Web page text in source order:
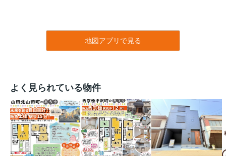
地図アプリで見る
よく見られている物件